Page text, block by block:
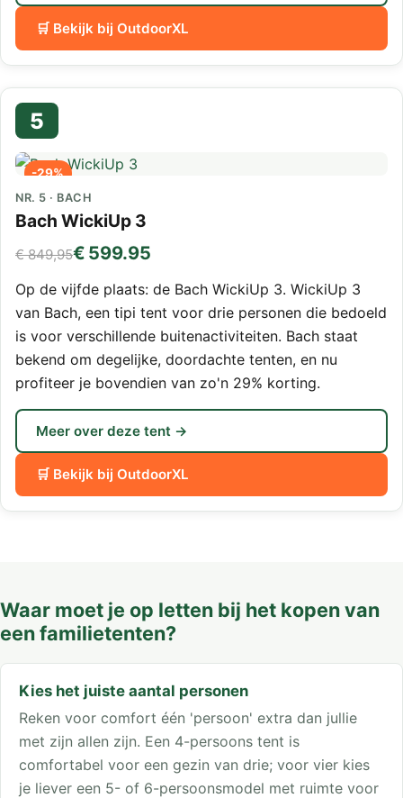
🛒 Bekijk bij OutdoorXL
5
-29%
NR. 5 · BACH
Bach WickiUp 3
€ 849,95€ 599.95
Op de vijfde plaats: de Bach WickiUp 3. WickiUp 3
van Bach, een tipi tent voor drie personen die bedoeld
is voor verschillende buitenactiviteiten. Bach staat
bekend om degelijke, doordachte tenten, en nu
profiteer je bovendien van zo'n 29% korting.
Meer over deze tent →
🛒 Bekijk bij OutdoorXL
Waar moet je op letten bij het kopen van
een familietenten?
Kies het juiste aantal personen
Reken voor comfort één 'persoon' extra dan jullie
met zijn allen zijn. Een 4-persoons tent is
comfortabel voor een gezin van drie; voor vier kies
je liever een 5- of 6-persoonsmodel met ruimte voor